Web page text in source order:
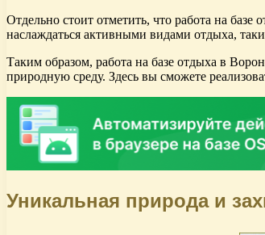
Отдельно стоит отметить, что работа на
наслаждаться активными видами отдыха,
Таким образом, работа на базе отдыха в
природную среду. Здесь вы сможете
Уникальная природа и